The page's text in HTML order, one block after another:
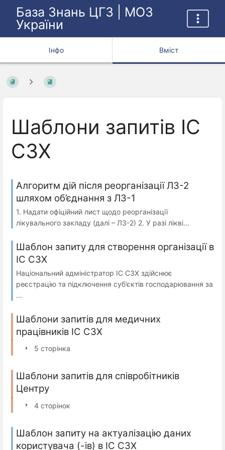
База Знань ЦГЗ | МОЗ
України
Інфо Вміст
Шаблони запитів ІС
СЗХ
Алгоритм дій після реорганізації ЛЗ-2
шляхом об’єднання з ЛЗ-1
1. Надати офіційний лист щодо реорганізації
лікувального закладу (далі – ЛЗ-2) 2. У разі лікві...
Шаблон запиту для створення організації в
ІС СЗХ
Національний адміністратор ІС СЗХ здійснює
реєстрацію та підключення суб’єктів господарювання за
...
Шаблони запитів для медичних
працівників ІС СЗХ
5 сторінка
Шаблони запитів для співробітників
Центру
4 сторінок
Шаблон запиту на актуалізацію даних
користувача (-ів) в ІС СЗХ